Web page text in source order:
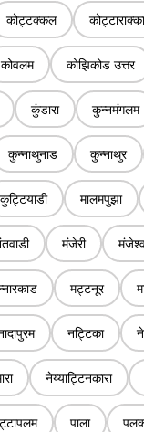
कोट्टक्कल
कोवलम कोझिकोड उत्तर
कुंडारा कुन्नमंगलम
कुन्नाथुनाड कुन्नाथुर
कुट्टियाडी मालमपुझा
मंजेरी
मट्टनूर
नट्टिका
नेय्याट्टिनकारा
पाला